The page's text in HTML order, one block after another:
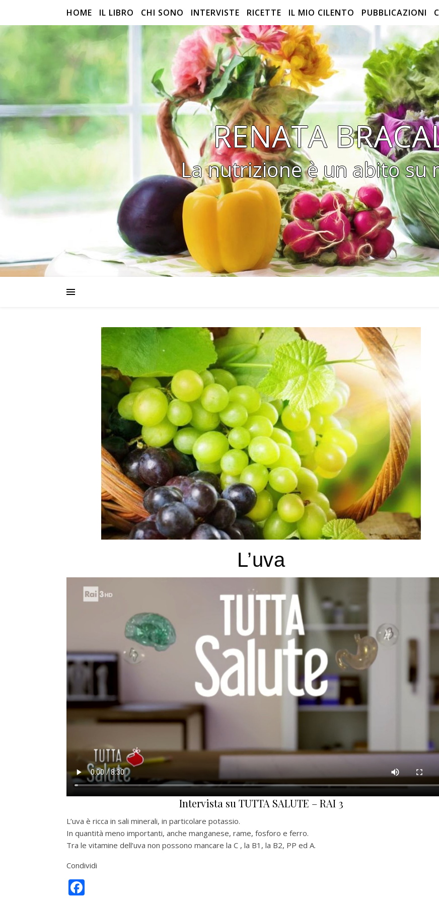
HOME IL LIBRO CHI SONO INTERVISTE RICETTE IL MIO CILENTO PUBBLICAZIONI
RENATA
La nutrizione è un abito su
L’uva
Intervista su TUTTA SALUTE – RAI 3
L’uva è ricca in sali minerali, in particolare potassio.
In quantità meno importanti, anche manganese, rame, fosforo e ferro.
Tra le vitamine dell’uva non possono mancare la C , la B1, la B2, PP ed A.
Condividi